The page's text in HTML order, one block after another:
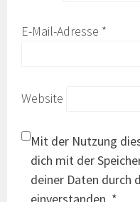
E-Mail-Adresse *
Website
Mit der Nutzung
dich mit der
deiner Daten durch